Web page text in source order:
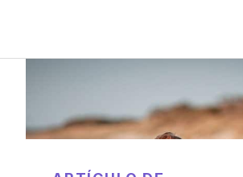
contenido